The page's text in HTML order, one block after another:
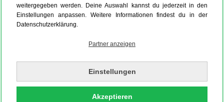
weitergegeben werden. Deine Auswahl kannst du jederzeit in den
Einstellungen anpassen. Weitere Informationen findest du in der
Datenschutzerklärung.
Partner anzeigen
Einstellungen
Akzeptieren
Passt für folgende Produkte
inkl. MwSt. zzgl. Versand
Jetzt bestellen
Auch als Express innerhalb 24h möglich